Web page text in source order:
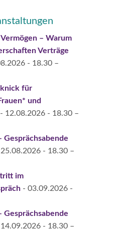
Vermögen – Warum
Verträge
- 18.30 –
für
und
- 12.08.2026 - 18.30 –
Gesprächsabende
- 18.30 –
im
- 03.09.2026 -
Gesprächsabende
- 18.30 –